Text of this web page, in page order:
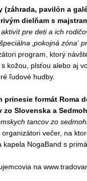
(záhrada, pavilón a
dielňam s
pre deti a ich
‚pokojná zóna‘
program, ktorý
kožou, plsťou alebo aj
ľudové hudby.
prinesie formát Roma
Slovenska a
tancov zo
večer, na
kapela NogaBand s
na